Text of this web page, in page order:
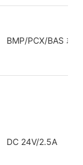
BMP/PCX/BAS 파
DC 24V/2.5A